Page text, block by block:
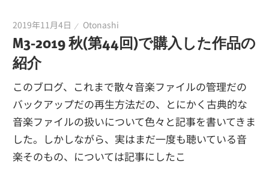
2019年11月4日 Otonashi
M3-2019 秋(第44回)で購入した作品の
紹介
このブログ、これまで散々音楽ファイルの管理だの
バックアップだの再生方法だの、とにかく古典的な
音楽ファイルの扱いについて色々と記事を書いてきま
した。しかしながら、実はまだ一度も聴いている音
楽そのもの、については記事にしたこ